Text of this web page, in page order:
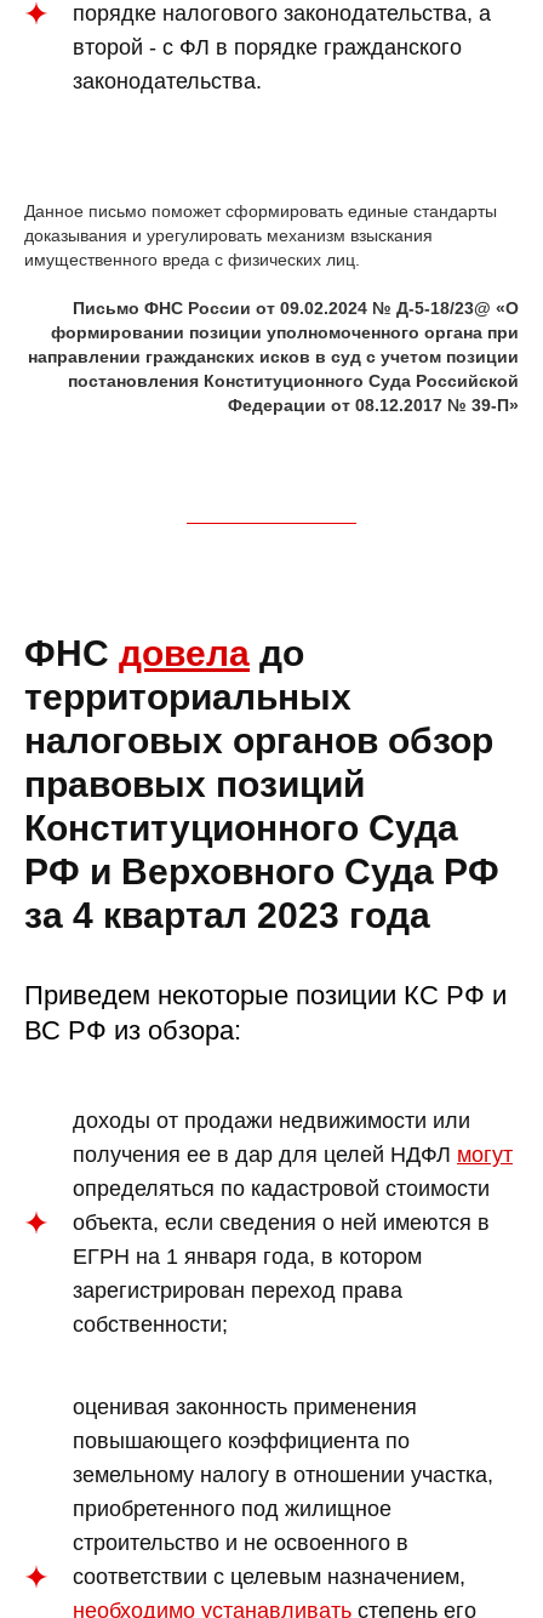
порядке налогового законодательства, а
второй - с ФЛ в порядке гражданского
законодательства.
Данное письмо поможет сформировать единые стандарты
доказывания и урегулировать механизм взыскания
имущественного вреда с физических лиц.
Письмо ФНС России от 09.02.2024 № Д-5-18/23@ «О
формировании позиции уполномоченного органа при
направлении гражданских исков в суд с учетом позиции
постановления Конституционного Суда Российской
Федерации от 08.12.2017 № 39-П»
ФНС довела до
территориальных
налоговых органов обзор
правовых позиций
Конституционного Суда
РФ и Верховного Суда РФ
за 4 квартал 2023 года
Приведем некоторые позиции КС РФ и
ВС РФ из обзора:
доходы от продажи недвижимости или
получения ее в дар для целей НДФЛ могут
определяться по кадастровой стоимости
объекта, если сведения о ней имеются в
ЕГРН на 1 января года, в котором
зарегистрирован переход права
собственности;
оценивая законность применения
повышающего коэффициента по
земельному налогу в отношении участка,
приобретенного под жилищное
строительство и не освоенного в
соответствии с целевым назначением,
необходимо устанавливать степень его